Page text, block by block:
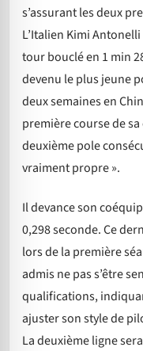
s’assurant les deux
L’Italien Kimi
tour bouclé en 1 min
devenu le plus jeune
deux semaines en
première course de
deuxième pole
vraiment propre ».
Il devance son
0,298 seconde. Ce
lors de la première
admis ne pas s’être
qualifications,
ajuster son style de
La deuxième ligne